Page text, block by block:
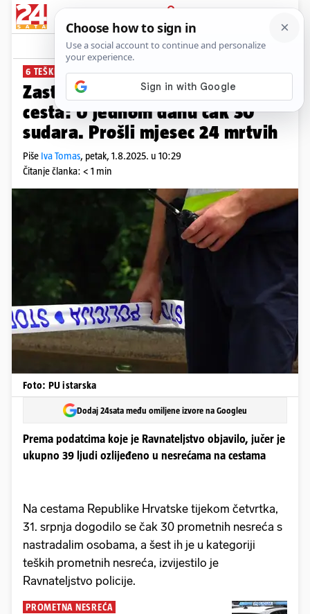
PRIJAVA
News Komentari
6 TEŠKIH NESREĆA
Zastrašujući podaci s hrvatskih
cesta: U jednom danu čak 30
sudara. Prošli mjesec 24 mrtvih
Piše Iva Tomas, petak, 1.8.2025. u 10:29
Čitanje članka: < 1 min
Foto: PU istarska
Dodaj 24sata među omiljene izvore na Googleu
Prema podatcima koje je Ravnateljstvo objavilo, jučer je
ukupno 39 ljudi ozlijeđeno u nesrećama na cestama
Na cestama Republike Hrvatske tijekom četvrtka,
31. srpnja dogodilo se čak 30 prometnih nesreća s
nastradalim osobama, a šest ih je u kategoriji
teških prometnih nesreća, izvijestilo je
Ravnateljstvo policije.
PROMETNA NESREĆA